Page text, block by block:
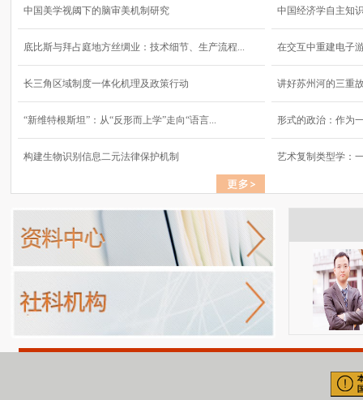
中国美学视阈下的脑审美机制研究
底比斯与拜占庭地方丝绸业：技术细节、生产流程...
长三角区域制度一体化机理及政策行动
“新维特根斯坦”：从“反形而上学”走向“语言...
构建生物识别信息二元法律保护机制
中国经济学自主知
在交互中重建电子
讲好苏州河的三重
形式的政治：作为
艺术复制类型学：